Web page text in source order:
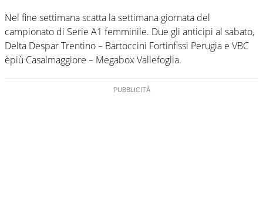
Nel fine settimana scatta la settimana giornata del
campionato di Serie A1 femminile. Due gli anticipi al sabato,
Delta Despar Trentino – Bartoccini Fortinfissi Perugia e VBC
èpiù Casalmaggiore – Megabox Vallefoglia.